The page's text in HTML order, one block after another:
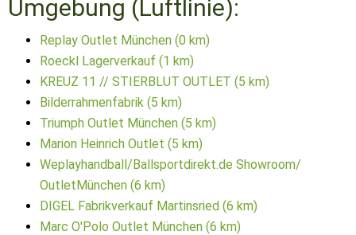
Umgebung (Luftlinie):
Replay Outlet München (0 km)
Roeckl Lagerverkauf (1 km)
KREUZ 11 // STIERBLUT OUTLET (5 km)
Bilderrahmenfabrik (5 km)
Triumph Outlet München (5 km)
Marion Heinrich Outlet (5 km)
Weplayhandball/Ballsportdirekt.de Showroom/
OutletMünchen (6 km)
DIGEL Fabrikverkauf Martinsried (6 km)
Marc O'Polo Outlet München (6 km)